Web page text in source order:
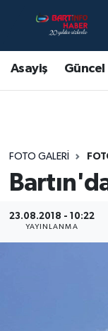
Asayiş Güncel
FOTO GALERI
23.08.2018 - 10:22
YAYINLANMA
Asayiş
Bartın
Eğitim
Bartın
Bartın
Bartın